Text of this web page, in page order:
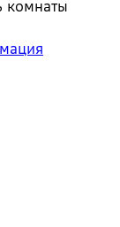
комнаты